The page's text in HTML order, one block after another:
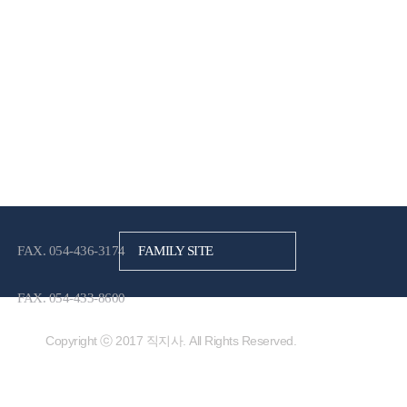
FAX. 054-436-3174
FAX. 054-433-8600
FAMILY SITE
Copyright ⓒ 2017 직지사. All Rights Reserved.